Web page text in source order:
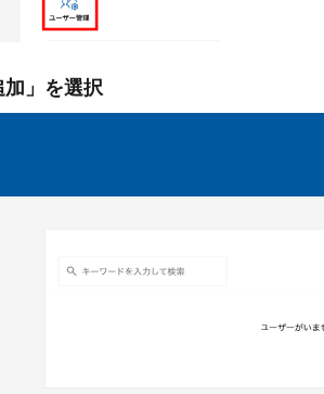
」を選択